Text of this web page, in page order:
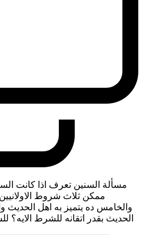
مسألة السنين تعرف اذا كانت
ممكن ثلاث شروط
والخامس ده يتميز به اهل الحديث
الحديث بقدر اتقانه للشرط